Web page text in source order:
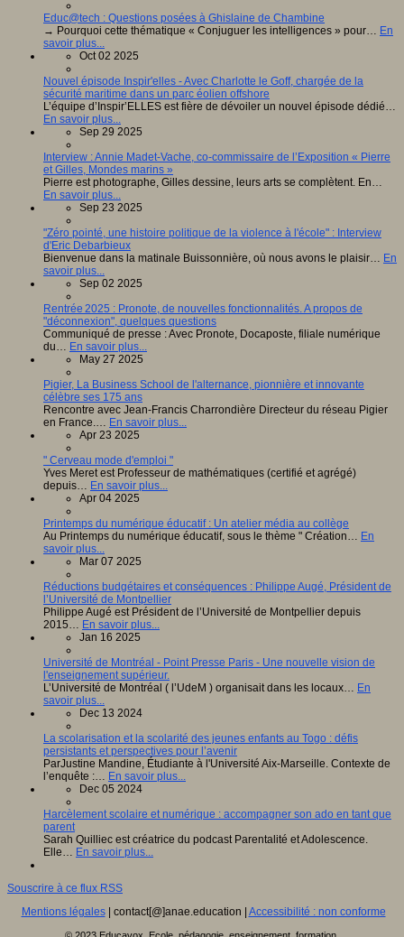
Educ@tech : Questions posées à Ghislaine de Chambine
→ Pourquoi cette thématique « Conjuguer les intelligences » pour… En
savoir plus...
Oct 02 2025
Nouvel épisode Inspir'elles - Avec Charlotte le Goff, chargée de la
sécurité maritime dans un parc éolien offshore
L’équipe d’Inspir’ELLES est fière de dévoiler un nouvel épisode dédié…
En savoir plus...
Sep 29 2025
Interview : Annie Madet-Vache, co-commissaire de l’Exposition « Pierre
et Gilles, Mondes marins »
Pierre est photographe, Gilles dessine, leurs arts se complètent. En…
En savoir plus...
Sep 23 2025
"Zéro pointé, une histoire politique de la violence à l'école" : Interview
d'Eric Debarbieux
Bienvenue dans la matinale Buissonnière, où nous avons le plaisir… En
savoir plus...
Sep 02 2025
Rentrée 2025 : Pronote, de nouvelles fonctionnalités. A propos de
"déconnexion", quelques questions
Communiqué de presse : Avec Pronote, Docaposte, filiale numérique
du… En savoir plus...
May 27 2025
Pigier, La Business School de l'alternance, pionnière et innovante
célèbre ses 175 ans
Rencontre avec Jean-Francis Charrondière Directeur du réseau Pigier
en France.… En savoir plus...
Apr 23 2025
" Cerveau mode d'emploi "
Yves Meret est Professeur de mathématiques (certifié et agrégé)
depuis… En savoir plus...
Apr 04 2025
Printemps du numérique éducatif : Un atelier média au collège
Au Printemps du numérique éducatif, sous le thème " Création… En
savoir plus...
Mar 07 2025
Réductions budgétaires et conséquences : Philippe Augé, Président de
l’Université de Montpellier
Philippe Augé est Président de l’Université de Montpellier depuis
2015… En savoir plus...
Jan 16 2025
Université de Montréal - Point Presse Paris - Une nouvelle vision de
l'enseignement supérieur.
L’Université de Montréal ( l’UdeM ) organisait dans les locaux… En
savoir plus...
Dec 13 2024
La scolarisation et la scolarité des jeunes enfants au Togo : défis
persistants et perspectives pour l’avenir
ParJustine Mandine, Étudiante à l'Université Aix-Marseille. Contexte de
l’enquête :… En savoir plus...
Dec 05 2024
Harcèlement scolaire et numérique : accompagner son ado en tant que
parent
Sarah Quilliec est créatrice du podcast Parentalité et Adolescence.
Elle… En savoir plus...
Souscrire à ce flux RSS
Mentions légales| contact[@]anae.education | Accessibilité : non conforme